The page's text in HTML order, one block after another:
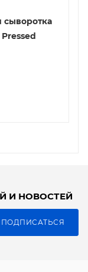
сыворотка
И НОВОСТЕЙ
ПОДПИСАТЬСЯ